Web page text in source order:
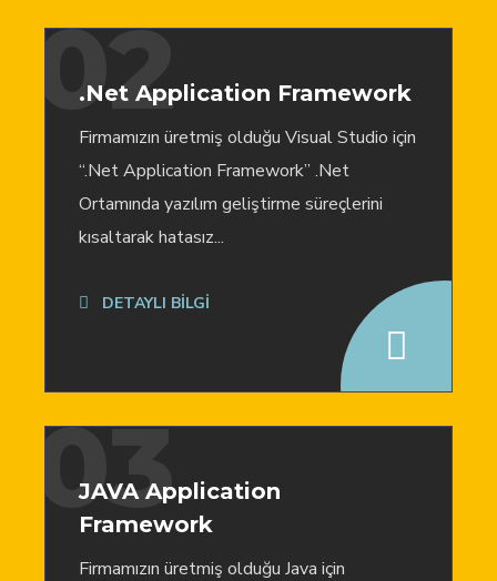
02
.Net Application Framework
Firmamızın üretmiş olduğu Visual Studio için
“.Net Application Framework” .Net
Ortamında yazılım geliştirme süreçlerini
kısaltarak hatasız...
DETAYLI BİLGİ
03
JAVA Application
Framework
Firmamızın üretmiş olduğu Java için